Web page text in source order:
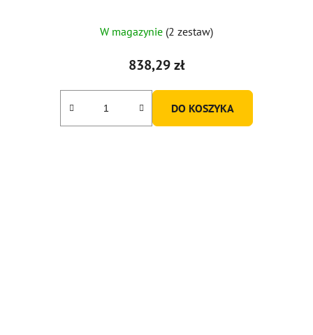
W magazynie (2 zestaw)
838,29 zł
DO KOSZYKA